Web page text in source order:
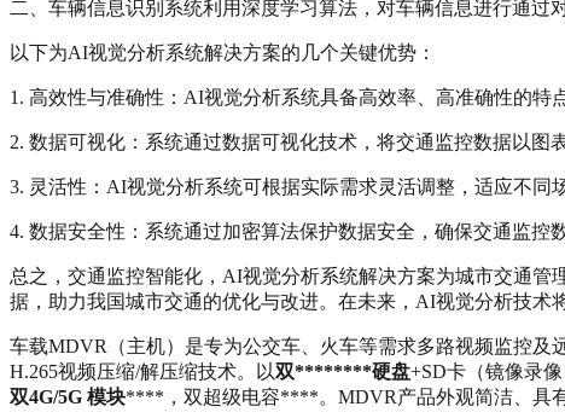
二、车辆信息识别系统利用深度学习算法，对车辆信息进行通过
以下为AI视觉分析系统解决方案的几个关键优势：
1. 高效性与准确性：AI视觉分析系统具备高效率、高准确性的特
2. 数据可视化：系统通过数据可视化技术，将交通监控数据以图
3. 灵活性：AI视觉分析系统可根据实际需求灵活调整，适应不同
4. 数据安全性：系统通过加密算法保护数据安全，确保交通监控
总之，交通监控智能化，AI视觉分析系统解决方案为城市交通
据，助力我国城市交通的优化与改进。在未来，AI视觉分析技术
车载MDVR（主机）是专为公交车、火车等需求多路视频监控
H.265视频压缩/解压缩技术。以双********硬盘+SD卡（镜像录
双4G/5G 模块****，双超级电容****。MDVR产品外观简洁、具